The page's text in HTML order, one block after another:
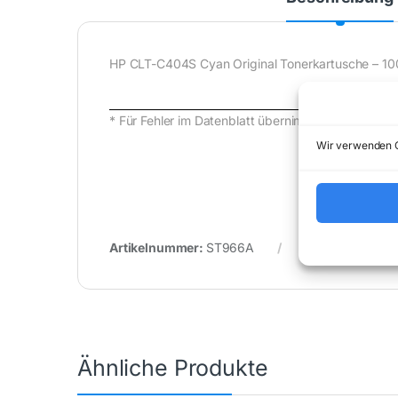
Wir verwenden
HP CLT-C404S Cyan Original Tonerkartusche –
* Für Fehler im Datenblatt übernimmt (buy-
Artikelnummer: ST966A
Ähnliche Produkte